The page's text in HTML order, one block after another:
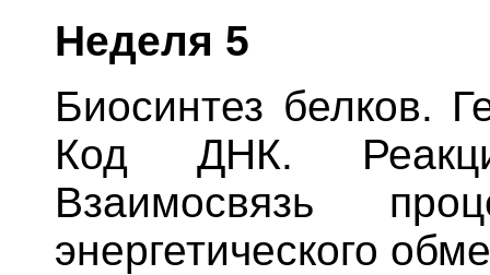
Неделя 5
Биосинтез белков.
Код ДНК.
Взаимосвязь
энергетического